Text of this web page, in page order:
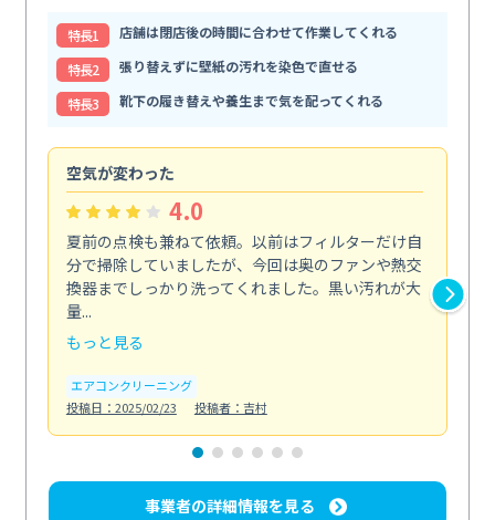
特⻑1
店舗は閉店後の時間に合わせて作業してくれる
特⻑2
張り替えずに壁紙の汚れを染色で直せる
特⻑3
靴下の履き替えや養生まで気を配ってくれる
空気が変わった
4.0
夏前の点検も兼ねて依頼。以前はフィルターだけ自
分で掃除していましたが、今回は奥のファンや熱交
換器までしっかり洗ってくれました。黒い汚れが大
量...
もっと見る
エアコンクリーニング
投稿日：2025/02/23
投稿者：吉村
事業者の詳細情報を見る